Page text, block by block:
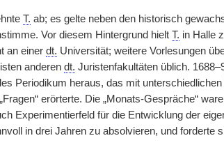
T. ab; es gelte neben den historisch
Vor diesem Hintergrund hielt T. in Halle
an einer dt. Universität; weitere Vorlesungen
anderen dt. Juristenfakultäten üblich.
Periodikum heraus, das mit
erörterte. Die „Monats-Gespräche“
Experimentierfeld für die Entwicklung der
in drei Jahren zu absolvieren, und forderte